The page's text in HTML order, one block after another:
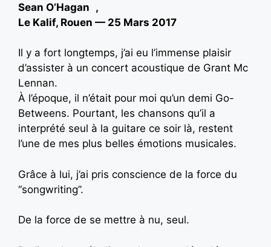
Sean O’Hagan ,
Le Kalif, Rouen — 25 Mars 2017
Il y a fort longtemps, j’ai eu l’immense plaisir
d’assister à un concert acoustique de Grant Mc
Lennan.
À l’époque, il n’était pour moi qu’un demi Go-
Betweens. Pourtant, les chansons qu’il a
interprété seul à la guitare ce soir là, restent
l’une de mes plus belles émotions musicales.
Grâce à lui, j’ai pris conscience de la force du
“songwriting”.
De la force de se mettre à nu, seul.